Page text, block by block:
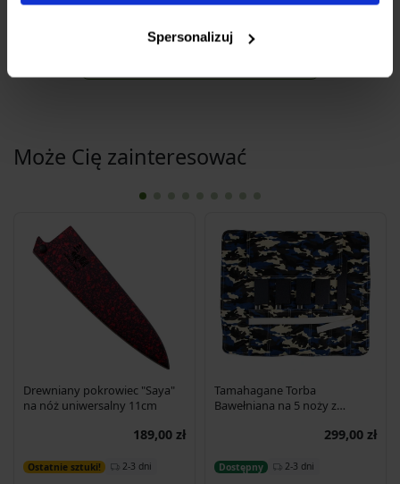
Spersonalizuj
Ten produkt nie ma jeszcze opinii.
Może Cię zainteresować
Drewniany pokrowiec "Saya"
na nóż uniwersalny 11cm
189,00 zł
Ostatnie sztuki! 2-3 dni
Dodaj do koszyka
Tamahagane Torba
Bawełniana na 5 noży z
299,00 zł
Dostępny 2-3 dni
Dodaj do koszyka